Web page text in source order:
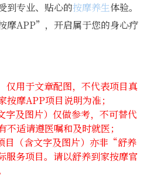
到专业、贴心的按摩养生体验。
摩APP”，开启属于您的身心疗
仅用于文章配图，不代表项目真
按摩APP项目说明为准；
字及图片）仅做参考，不可替代
适请遵医嘱和及时就医；
目（含文字及图片）亦非“舒养
服务项目。请以舒养到家按摩官